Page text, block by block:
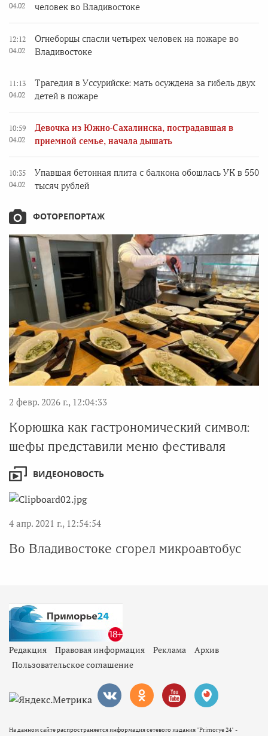
04.02
человек во Владивостоке
12:12
04.02
Огнеборцы спасли четырех человек на пожаре во
Владивостоке
11:13
04.02
Трагедия в Уссурийске: мать осуждена за гибель двух
детей в пожаре
10:59
04.02
Девочка из Южно-Сахалинска, пострадавшая в
приемной семье, начала дышать
10:35
04.02
Упавшая бетонная плита с балкона обошлась УК в 550
тысяч рублей
ФОТОРЕПОРТАЖ
2 февр. 2026 г., 12:04:33
Корюшка как гастрономический символ:
шефы представили меню фестиваля
ВИДЕОНОВОСТЬ
4 апр. 2021 г., 12:54:54
Во Владивостоке сгорел микроавтобус
Редакция Правовая информация Реклама
Архив
Пользовательское соглашение
На данном сайте распространяется информация сетевого издания "Primorye 24" -